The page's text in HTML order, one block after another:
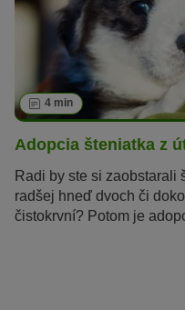
v každom z nás.
4 min
Adopcia šteniatka z
Radi by ste si zaobstarali
radšej hneď dvoch či
čistokrvní? Potom je